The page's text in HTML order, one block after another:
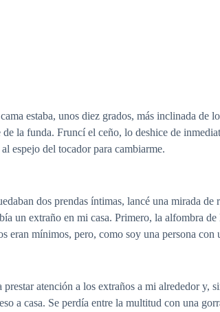
estaba, unos diez grados, más inclinada de
de la funda. Fruncí el ceño, lo deshice de
espejo del tocador para cambiarme.
dos prendas íntimas, lancé una mirada
un extraño en mi casa. Primero, la alfombra
eran mínimos, pero, como soy una persona
prestar atención a los extraños a mi alrededor
a casa. Se perdía entre la multitud con una